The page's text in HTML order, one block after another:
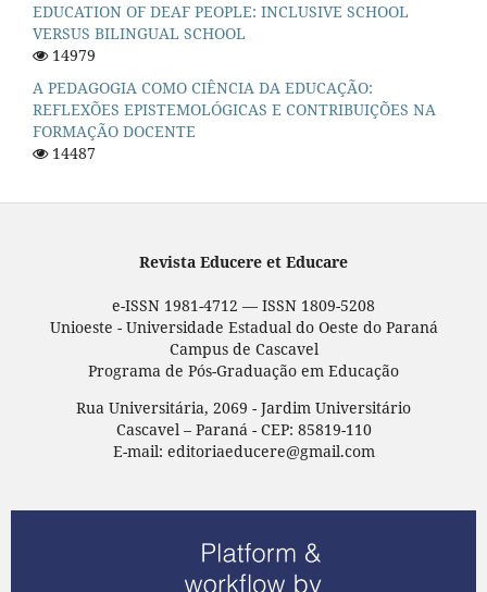
EDUCATION OF DEAF PEOPLE: INCLUSIVE SCHOOL
VERSUS BILINGUAL SCHOOL
14979
A PEDAGOGIA COMO CIÊNCIA DA EDUCAÇÃO:
REFLEXÕES EPISTEMOLÓGICAS E CONTRIBUIÇÕES NA
FORMAÇÃO DOCENTE
14487
Revista Educere et Educare
e-ISSN 1981-4712 — ISSN 1809-5208
Unioeste - Universidade Estadual do Oeste do Paraná
Campus de Cascavel
Programa de Pós-Graduação em Educação
Rua Universitária, 2069 - Jardim Universitário
Cascavel – Paraná - CEP: 85819-110
E-mail: editoriaeducere@gmail.com